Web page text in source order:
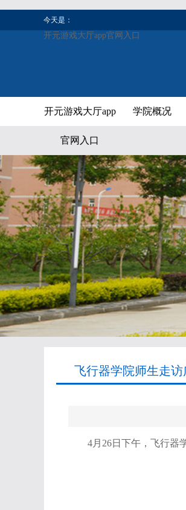
今天是：
开元游戏大厅app官网入口
开元游戏大厅app
官网入口
学院概况
飞行器学院师生走
4月 26日下午，飞行器